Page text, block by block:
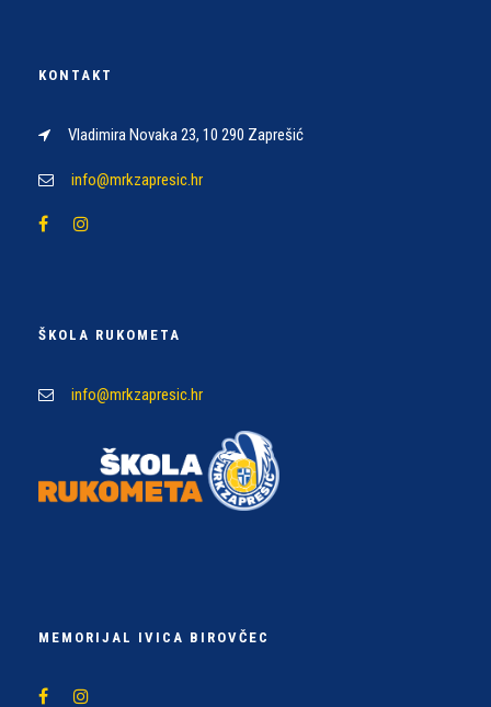
KONTAKT
Vladimira Novaka 23, 10 290 Zaprešić
info@mrkzapresic.hr
ŠKOLA RUKOMETA
info@mrkzapresic.hr
MEMORIJAL IVICA BIROVČEC